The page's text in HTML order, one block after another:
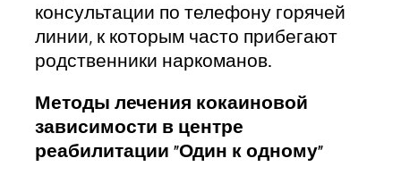
консультации по телефону горячей
линии, к которым часто прибегают
родственники наркоманов.
Методы лечения кокаиновой
зависимости в центре
реабилитации «Один к одному»